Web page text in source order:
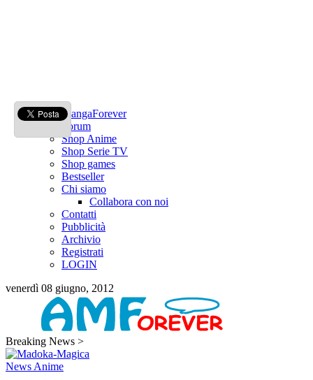
MangaForever
Forum
Shop Anime
Shop Serie TV
Shop games
Bestseller
Chi siamo
Collabora con noi
Contatti
Pubblicità
Archivio
Registrati
LOGIN
venerdì 08 giugno, 2012
Breaking News >
News Anime